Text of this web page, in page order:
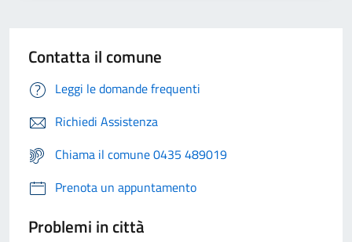
Contatta il comune
Leggi le domande frequenti
Richiedi Assistenza
Chiama il comune 0435 489019
Prenota un appuntamento
Problemi in città